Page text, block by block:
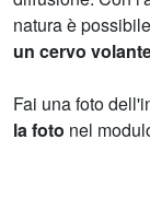
natura è
un cervo
Fai una foto
la foto nel